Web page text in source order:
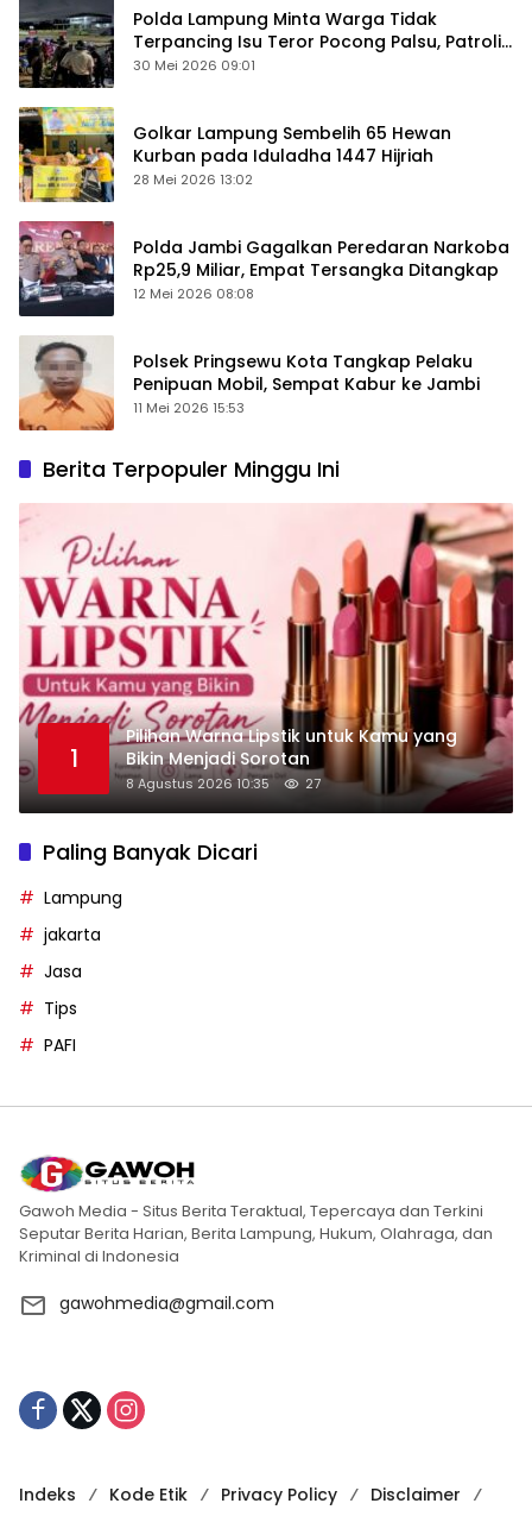
Polda Lampung Minta Warga Tidak
Terpancing Isu Teror Pocong Palsu, Patroli
Keamanan Ditingkatkan
30 Mei 2026 09:01
Golkar Lampung Sembelih 65 Hewan
Kurban pada Iduladha 1447 Hijriah
28 Mei 2026 13:02
Polda Jambi Gagalkan Peredaran Narkoba
Rp25,9 Miliar, Empat Tersangka Ditangkap
12 Mei 2026 08:08
Polsek Pringsewu Kota Tangkap Pelaku
Penipuan Mobil, Sempat Kabur ke Jambi
11 Mei 2026 15:53
Berita Terpopuler Minggu Ini
1
Pilihan Warna Lipstik untuk Kamu yang
Bikin Menjadi Sorotan
8 Agustus 2026 10:35 27
Paling Banyak Dicari
Lampung
jakarta
Jasa
Tips
PAFI
Gawoh Media - Situs Berita Teraktual, Tepercaya dan Terkini
Seputar Berita Harian, Berita Lampung, Hukum, Olahraga, dan
Kriminal di Indonesia
gawohmedia@gmail.com
Indeks Kode Etik Privacy Policy
Disclaimer